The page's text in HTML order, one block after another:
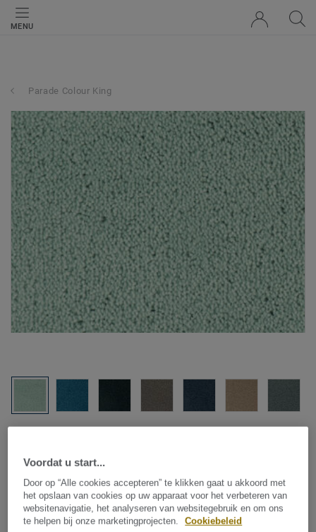
MENU
Parade Colour King
Parade Colour King - Parade
Colour King AA73 132-V E1
Voordat u start...
Door op “Alle cookies accepteren” te klikken gaat u akkoord met
het opslaan van cookies op uw apparaat voor het verbeteren van
websitenavigatie, het analyseren van websitegebruik en om ons
te helpen bij onze marketingprojecten.
Cookiebeleid